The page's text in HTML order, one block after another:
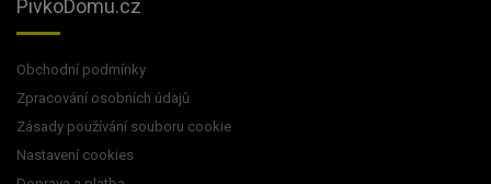
PivkoDomu.cz
Obchodní podmínky
Zpracování osobních údajů
Zásady používání souboru cookie
Nastavení cookies